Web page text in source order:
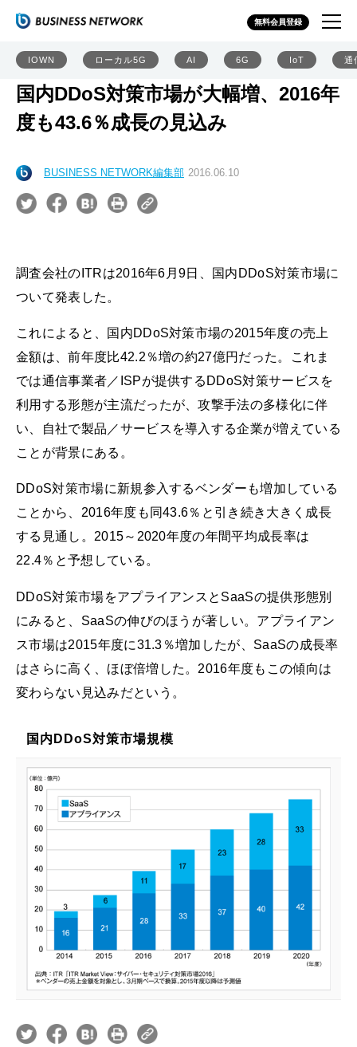
無料会員登録
IOWN ローカル5G AI 6G IoT 通
国内DDoS対策市場が大幅増、2016年
度も43.6％成長の見込み
BUSINESS NETWORK編集部 2016.06.10
調査会社のITRは2016年6月9日、国内DDoS対策市場に
ついて発表した。
これによると、国内DDoS対策市場の2015年度の売上
金額は、前年度比42.2％増の約27億円だった。これま
では通信事業者／ISPが提供するDDoS対策サービスを
利用する形態が主流だったが、攻撃手法の多様化に伴
い、自社で製品／サービスを導入する企業が増えている
ことが背景にある。
DDoS対策市場に新規参入するベンダーも増加している
ことから、2016年度も同43.6％と引き続き大きく成長
する見通し。2015～2020年度の年間平均成長率は
22.4％と予想している。
DDoS対策市場をアプライアンスとSaaSの提供形態別
にみると、SaaSの伸びのほうが著しい。アプライアン
ス市場は2015年度に31.3％増加したが、SaaSの成長率
はさらに高く、ほぼ倍増した。2016年度もこの傾向は
変わらない見込みだという。
国内DDoS対策市場規模